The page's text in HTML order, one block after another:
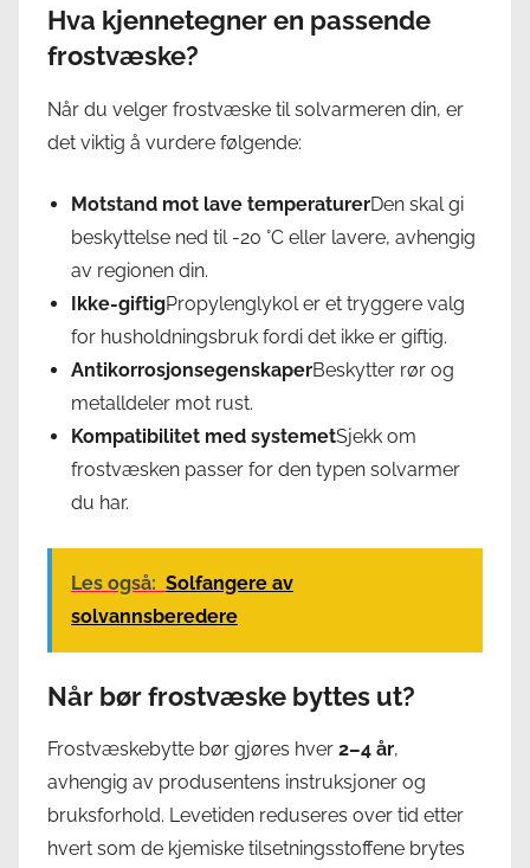
Hva kjennetegner en passende
frostvæske?
Når du velger frostvæske til solvarmeren din, er
det viktig å vurdere følgende:
Motstand mot lave temperaturerDen skal gi
beskyttelse ned til -20 °C eller lavere, avhengig
av regionen din.
Ikke-giftigPropylenglykol er et tryggere valg
for husholdningsbruk fordi det ikke er giftig.
AntikorrosjonsegenskaperBeskytter rør og
metalldeler mot rust.
Kompatibilitet med systemetSjekk om
frostvæsken passer for den typen solvarmer
du har.
Les også: Solfangere av
solvannsberedere
Når bør frostvæske byttes ut?
Frostvæskebytte bør gjøres hver 2–4 år,
avhengig av produsentens instruksjoner og
bruksforhold. Levetiden reduseres over tid etter
hvert som de kjemiske tilsetningsstoffene brytes